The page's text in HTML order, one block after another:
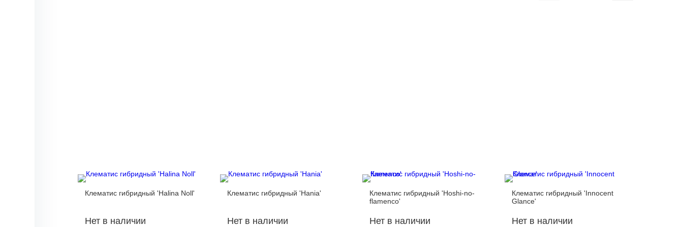
Клематис гибридный 'Halina Noll'
Нет в наличии
Клематис гибридный 'Hania'
Нет в наличии
Клематис гибридный 'Hoshi-no-
flamenco'
Нет в наличии
Клематис гибридный 'Innocent
Glance'
Нет в наличии